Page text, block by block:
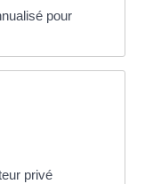
pour
privé